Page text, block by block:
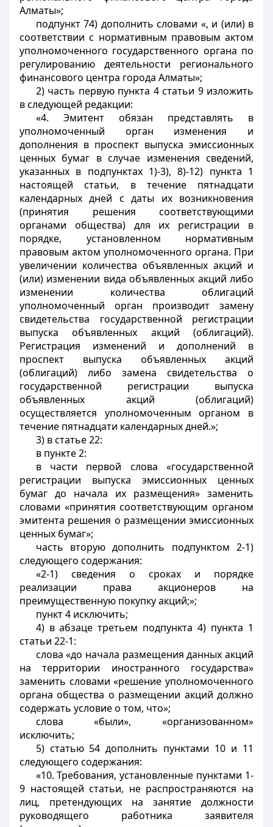
Алматы»;
подпункт 74) дополнить словами «, и (или) в
соответствии с нормативным правовым актом
уполномоченного государственного органа по
регулированию деятельности регионального
финансового центра города Алматы»;
2) часть первую пункта 4 статьи 9 изложить
в следующей редакции:
«4. Эмитент обязан представлять в
уполномоченный орган изменения и
дополнения в проспект выпуска эмиссионных
ценных бумаг в случае изменения сведений,
указанных в подпунктах 1)-3), 8)-12) пункта 1
настоящей статьи, в течение пятнадцати
календарных дней с даты их возникновения
(принятия решения соответствующими
органами общества) для их регистрации в
порядке, установленном нормативным
правовым актом уполномоченного органа. При
увеличении количества объявленных акций и
(или) изменении вида объявленных акций либо
изменении количества облигаций
уполномоченный орган производит замену
свидетельства государственной регистрации
выпуска объявленных акций (облигаций).
Регистрация изменений и дополнений в
проспект выпуска объявленных акций
(облигаций) либо замена свидетельства о
государственной регистрации выпуска
объявленных акций (облигаций)
осуществляется уполномоченным органом в
течение пятнадцати календарных дней.»;
3) в статье 22:
в пункте 2:
в части первой слова «государственной
регистрации выпуска эмиссионных ценных
бумаг до начала их размещения» заменить
словами «принятия соответствующим органом
эмитента решения о размещении эмиссионных
ценных бумаг»;
часть вторую дополнить подпунктом 2-1)
следующего содержания:
«2-1) сведения о сроках и порядке
реализации права акционеров на
преимущественную покупку акций;»;
пункт 4 исключить;
4) в абзаце третьем подпункта 4) пункта 1
статьи 22-1:
слова «до начала размещения данных акций
на территории иностранного государства»
заменить словами «решение уполномоченного
органа общества о размещении акций должно
содержать условие о том, что»;
слова «были», «организованном»
исключить;
5) статью 54 дополнить пунктами 10 и 11
следующего содержания:
«10. Требования, установленные пунктами 1-
9 настоящей статьи, не распространяются на
лиц, претендующих на занятие должности
руководящего работника заявителя